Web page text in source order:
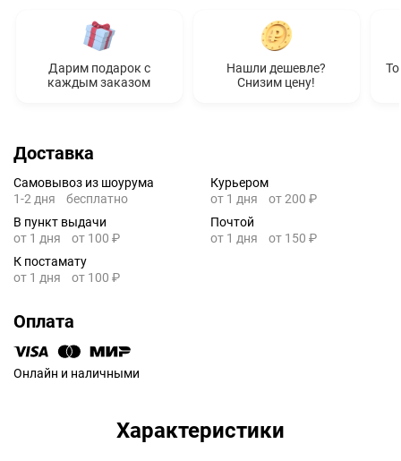
Дарим подарок с
каждым заказом
Нашли дешевле?
Снизим цену!
Доставка
Самовывоз из шоурума
1-2 дня
бесплатно
Курьером
от 1 дня
от 200 ₽
В пункт выдачи
от 1 дня
от 100 ₽
Почтой
от 1 дня
от 150 ₽
К постамату
от 1 дня
от 100 ₽
Оплата
Онлайн и наличными
Характеристики